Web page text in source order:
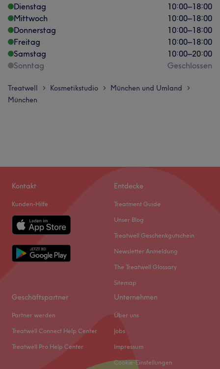
Dienstag
10:00–18:00
Mittwoch
10:00–18:00
Donnerstag
10:00–18:00
Freitag
10:00–18:00
Samstag
10:00–20:00
Sonntag
Geschlossen
Treatwell > Kosmetikstudio > München und Umland >
München
Kontakt
Kunden-Hilfe
Entdecke
Treatment Guide
Unser Blog
Treatwell Geschenkgutschein
Newsletter Anmeldung
The Treatwell Glossary
Sitemap
Geschäftspartner
Partner werden
Treatwell Connect Help Center
Treatwell Pro Help Center
Unternehmen
Über uns
Jobs
Impressum
Cookie-Einstellungen